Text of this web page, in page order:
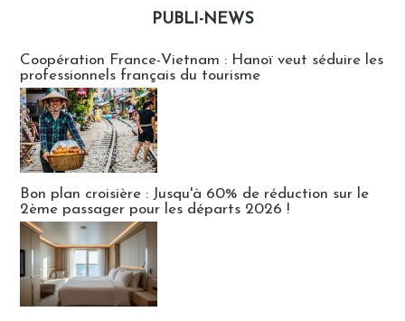
PUBLI-NEWS
Coopération France-Vietnam : Hanoï veut séduire les
professionnels français du tourisme
Bon plan croisière : Jusqu'à 60% de réduction sur le
2ème passager pour les départs 2026 !